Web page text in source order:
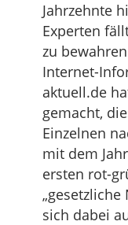
Jahrzehnte
Experten
zu
Internet-
aktuell.de
gemacht,
Einzelnen
mit dem
ersten rot-
sich dabei